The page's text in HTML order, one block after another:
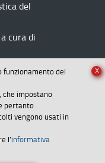
funzionamento del
che impostano
pertanto
vengono usati in
l’informativa
X
del
cura di